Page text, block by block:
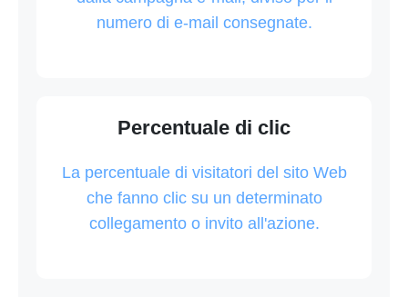
numero di e-mail consegnate.
Percentuale di clic
La percentuale di visitatori del sito Web
che fanno clic su un determinato
collegamento o invito all'azione.